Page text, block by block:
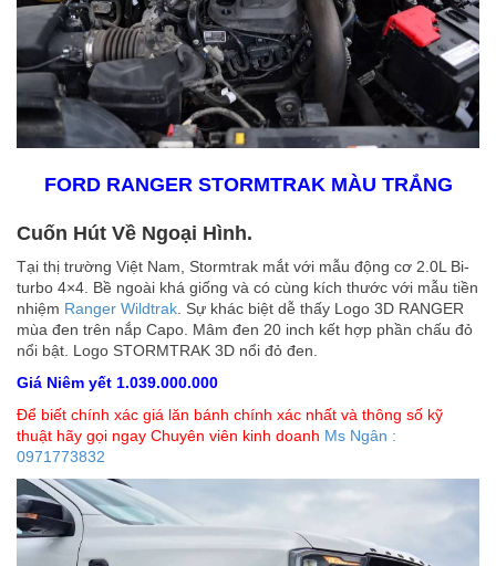
FORD RANGER STORMTRAK MÀU TRẮNG
Cuốn Hút Về Ngoại Hình.
Tại thị trường Việt Nam, Stormtrak mắt với mẫu động cơ 2.0L Bi-
turbo 4×4. Bề ngoài khá giống và có cùng kích thước với mẫu tiền
nhiệm Ranger Wildtrak . Sự khác biệt dễ thấy Logo 3D RANGER
mùa đen trên nắp Capo. Mâm đen 20 inch kết hợp phần chấu đỏ
nổi bật. Logo STORMTRAK 3D nổi đỏ đen.
Giá Niêm yết 1.039.000.000
Để biết chính xác giá lăn bánh chính xác nhất và thông số kỹ
thuật hãy gọi ngay Chuyên viên kinh doanh Ms Ngân :
0971773832